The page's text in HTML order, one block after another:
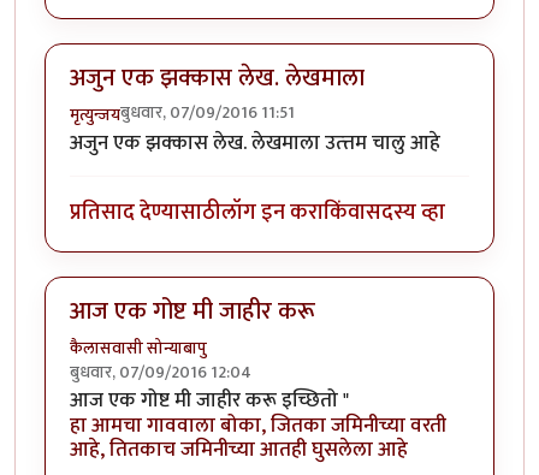
अजुन एक झक्कास लेख. लेखमाला
मृत्युन्जयबुधवार, 07/09/2016 11:51
अजुन एक झक्कास लेख. लेखमाला उत्त्तम चालु आहे
प्रतिसाद देण्यासाठीलॉग इन कराकिंवासदस्य व्हा
आज एक गोष्ट मी जाहीर करू
कैलासवासी सोन्याबापु
बुधवार, 07/09/2016 12:04
आज एक गोष्ट मी जाहीर करू इच्छितो "
हा आमचा गाववाला बोका, जितका जमिनीच्या वरती
आहे, तितकाच जमिनीच्या आतही घुसलेला आहे